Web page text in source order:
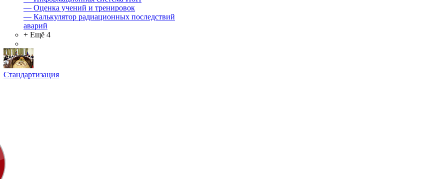
— Оценка учений и тренировок
— Калькулятор радиационных последствий
аварий
+ Ещё 4
Стандартизация